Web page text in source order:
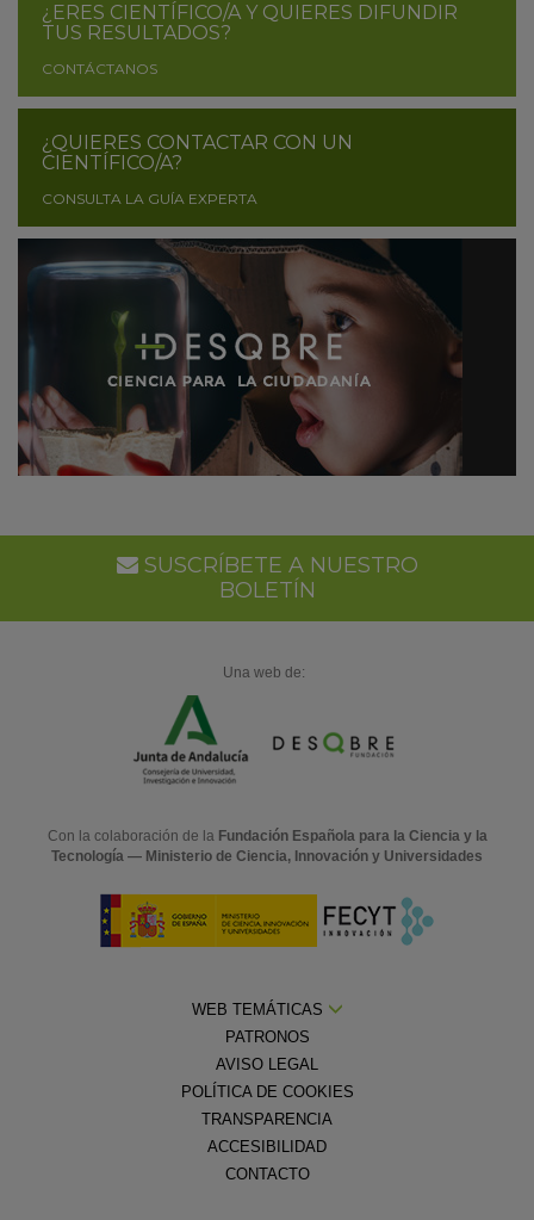
¿ERES CIENTÍFICO/A Y QUIERES DIFUNDIR
TUS RESULTADOS?
CONTÁCTANOS
¿QUIERES CONTACTAR CON UN
CIENTÍFICO/A?
CONSULTA LA GUÍA EXPERTA
SUSCRÍBETE A NUESTRO
BOLETÍN
Una web de:
Con la colaboración de la Fundación Española para la Ciencia y la
Tecnología — Ministerio de Ciencia, Innovación y Universidades
WEB TEMÁTICAS
PATRONOS
AVISO LEGAL
POLÍTICA DE COOKIES
TRANSPARENCIA
ACCESIBILIDAD
CONTACTO